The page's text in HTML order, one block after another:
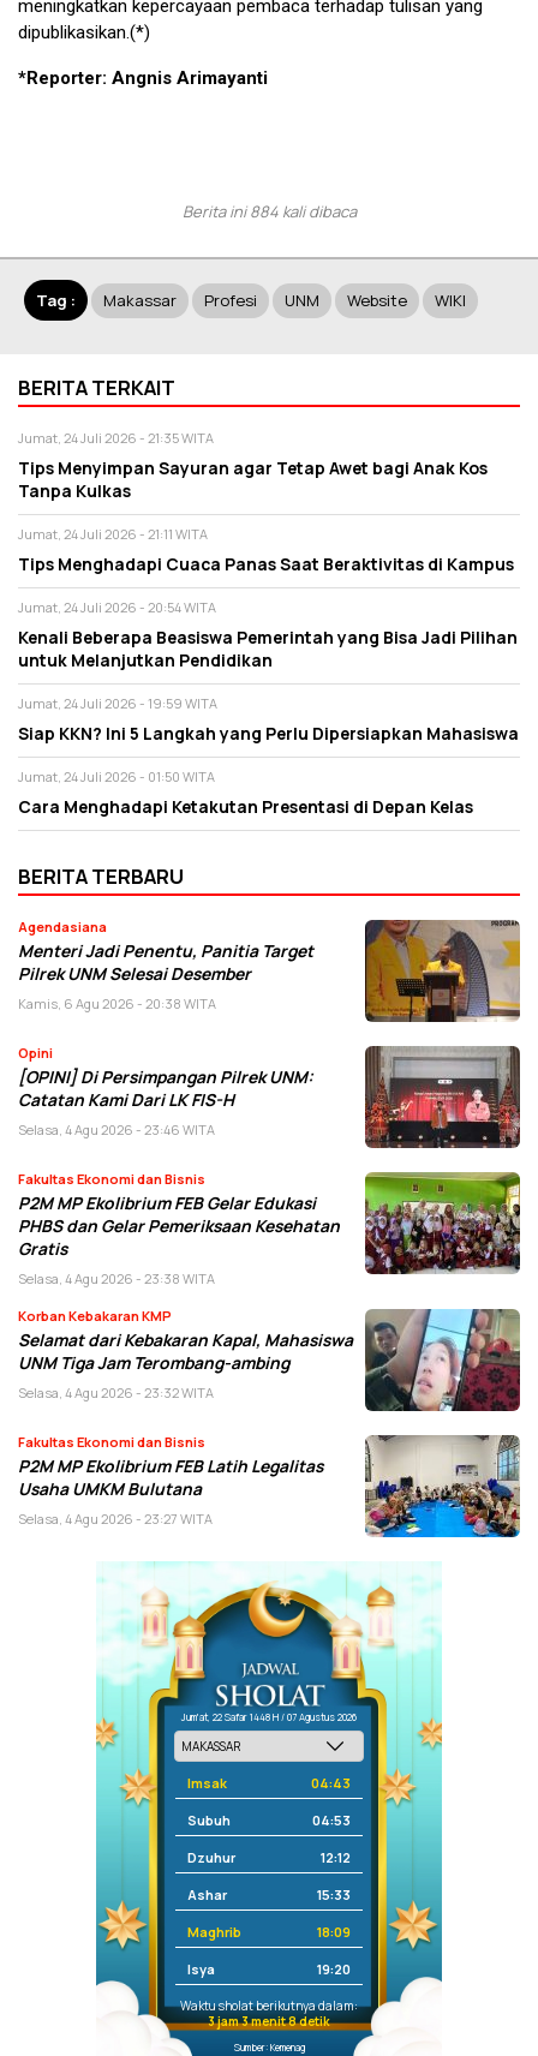
meningkatkan kepercayaan pembaca terhadap tulisan yang
dipublikasikan.(*)
*Reporter: Angnis Arimayanti
Berita ini 884 kali dibaca
Tag : Makassar Profesi UNM Website WIKI
BERITA TERKAIT
Jumat, 24 Juli 2026 - 21:35 WITA
Tips Menyimpan Sayuran agar Tetap Awet bagi Anak Kos
Tanpa Kulkas
Jumat, 24 Juli 2026 - 21:11 WITA
Tips Menghadapi Cuaca Panas Saat Beraktivitas di Kampus
Jumat, 24 Juli 2026 - 20:54 WITA
Kenali Beberapa Beasiswa Pemerintah yang Bisa Jadi Pilihan
untuk Melanjutkan Pendidikan
Jumat, 24 Juli 2026 - 19:59 WITA
Siap KKN? Ini 5 Langkah yang Perlu Dipersiapkan Mahasiswa
Jumat, 24 Juli 2026 - 01:50 WITA
Cara Menghadapi Ketakutan Presentasi di Depan Kelas
BERITA TERBARU
Agendasiana
Menteri Jadi Penentu, Panitia Target
Pilrek UNM Selesai Desember
Kamis, 6 Agu 2026 - 20:38 WITA
Opini
[OPINI] Di Persimpangan Pilrek UNM:
Catatan Kami Dari LK FIS-H
Selasa, 4 Agu 2026 - 23:46 WITA
Fakultas Ekonomi dan Bisnis
P2M MP Ekolibrium FEB Gelar Edukasi
PHBS dan Gelar Pemeriksaan Kesehatan
Gratis
Selasa, 4 Agu 2026 - 23:38 WITA
Korban Kebakaran KMP
Selamat dari Kebakaran Kapal, Mahasiswa
UNM Tiga Jam Terombang-ambing
Selasa, 4 Agu 2026 - 23:32 WITA
Fakultas Ekonomi dan Bisnis
P2M MP Ekolibrium FEB Latih Legalitas
Usaha UMKM Bulutana
Selasa, 4 Agu 2026 - 23:27 WITA
Jum'at, 22 Safar 1448 H / 07 Agustus 2026
Imsak 04:43
Subuh 04:53
Dzuhur 12:12
Ashar 15:33
Maghrib 18:09
Isya 19:20
Waktu sholat berikutnya dalam:
3 jam 3 menit 8 detik
Sumber: Kemenag